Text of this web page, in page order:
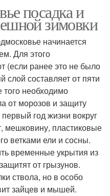
посадка и
зимовки
начинается
Для этого
(если ранее это не было
составляет от пяти
того необходимо
от морозов и защиту
год жизни вокруг
мешковину, пластиковые
ветками ели и сосны.
временные укрытия из
от грызунов.
ствола, но в особо
зайцев и мышей.